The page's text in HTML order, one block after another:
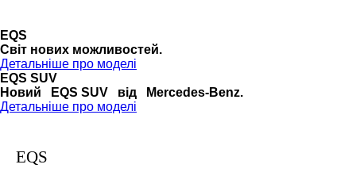
EQS
Cвіт нових можливостей.
Детальніше про моделі
EQS SUV
Новий EQS SUV від Mercedes-Benz.
Детальніше про моделі
EQS